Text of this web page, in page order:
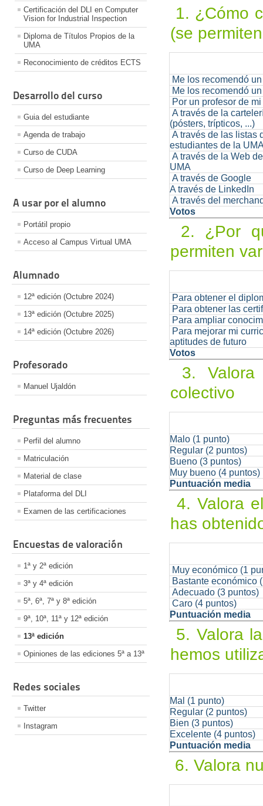
Certificación del DLI en Computer
Vision for Industrial Inspection
Diploma de Títulos Propios de la
UMA
Reconocimiento de créditos ECTS
Desarrollo del curso
Guia del estudiante
Agenda de trabajo
Curso de CUDA
Curso de Deep Learning
A usar por el alumno
Portátil propio
Acceso al Campus Virtual UMA
Alumnado
12ª edición (Octubre 2024)
13ª edición (Octubre 2025)
14ª edición (Octubre 2026)
Profesorado
Manuel Ujaldón
Preguntas más frecuentes
Perfil del alumno
Matriculación
Material de clase
Plataforma del DLI
Examen de las certificaciones
Encuestas de valoración
1ª y 2ª edición
3ª y 4ª edición
5ª, 6ª, 7ª y 8ª edición
9ª, 10ª, 11ª y 12ª edición
13ª edición
Opiniones de las ediciones 5ª a 13ª
Redes sociales
Twitter
Instagram
1. ¿Cómo
(se
Me los recomendó
Me los recomendó
Por un profesor de
A través de la
(pósters, trípticos, ...)
A través de las listas
estudiantes de la
A través de la Web
UMA
A través de Google
A través de LinkedIn
A través del
Votos
2. ¿Por
permiten
Para obtener el
Para obtener las
Para ampliar
Para mejorar mi
aptitudes de futuro
Votos
3. Valora
colectivo
Malo (1 punto)
Regular (2 puntos)
Bueno (3 puntos)
Muy bueno (4 puntos)
Puntuación media
4. Valora
has
Muy económico (1
Bastante económico
Adecuado (3 puntos)
Caro (4 puntos)
Puntuación media
5. Valora
hemos
Mal (1 punto)
Regular (2 puntos)
Bien (3 puntos)
Excelente (4 puntos)
Puntuación media
6. Valora